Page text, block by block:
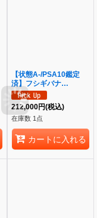
【状態A-/PSA10鑑定
済】フシギバナ
EX《SR》{088/087}[そ
の他]
212,000円(税込)
在庫数 1点
カートに入れる